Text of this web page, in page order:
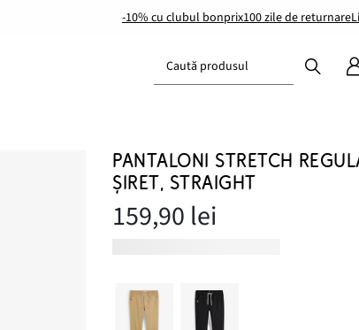
-10% cu clubul bonprix100 zile de returnare
Caută produsul
PANTALONI STRETCH
ȘIRET, STRAIGHT
159,90 lei